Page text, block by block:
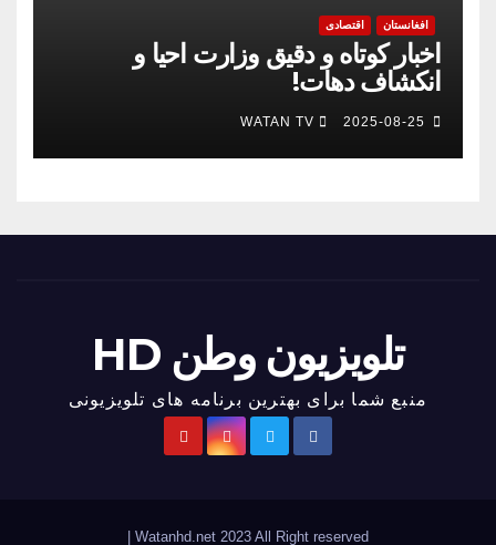
افغانستان اقتصادی
اخبار کوتاه و دقیق وزارت احیا و
انکشاف دهات!
2025-08-25
WATAN TV
تلویزیون وطن HD
منبع شما برای بهترین برنامه های تلویزیونی
Watanhd.net 2023 All Right reserved